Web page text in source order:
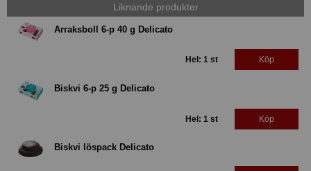
Liknande produkter
Arraksboll 6-p 40 g Delicato
Hel: 1 st Köp
Biskvi 6-p 25 g Delicato
Hel: 1 st Köp
Biskvi löspack Delicato